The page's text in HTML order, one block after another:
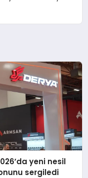
yeni nesil
sergiledi